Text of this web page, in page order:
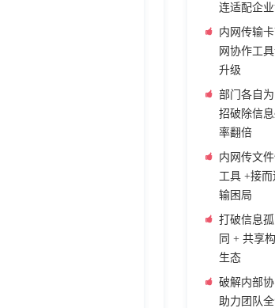
连适配企
内网传输
网协作工
升级
部门各自
招破除信
率翻倍
内网传文
工具 +接
输困局
打破信息
同 + 共享
生态
破解内部
助力团队